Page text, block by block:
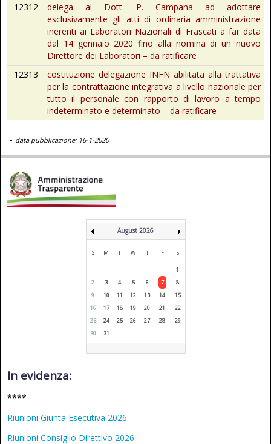
12312
delega al Dott. P. Campana ad adottare
esclusivamente gli atti di ordinaria amministrazione
inerenti ai Laboratori Nazionali di Frascati a far data
dal 14 gennaio 2020 fino alla nomina di un nuovo
Direttore dei Laboratori – da ratificare
12313
costituzione delegazione INFN abilitata alla trattativa
per la contrattazione integrativa a livello nazionale per
tutto il personale con rapporto di lavoro a tempo
indeterminato e determinato – da ratificare
- data pubblicazione: 16-1-2020
August 2026
S M T W T F S
1
2
3 4 5 6 7
8
9
10 11 12 13 14
15
16
17 18 19 20 21
22
23
24 25 26 27 28
29
30
31
In evidenza:
****
Riunioni Giunta Esecutiva 2026
Riunioni Consiglio Direttivo 2026